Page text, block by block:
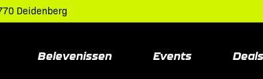
Deidenberg
Belevenissen Events